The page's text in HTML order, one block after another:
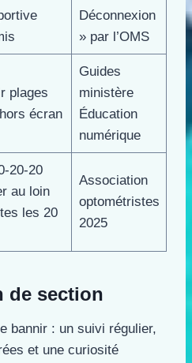
Déconnexion
» par l’OMS
plages
écran
Guides
ministère
Éducation
numérique
20-20
au loin
les 20
Association
optométristes
2025
de section
bannir : un suivi régulier,
et une curiosité